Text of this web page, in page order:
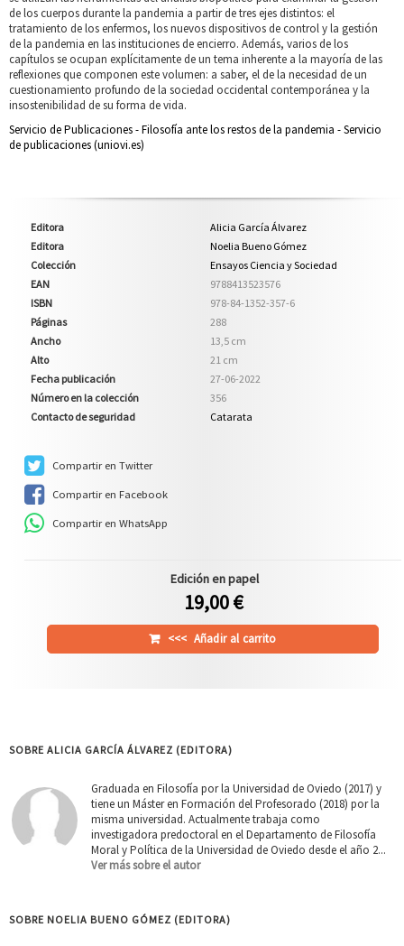
de los cuerpos durante la pandemia a partir de tres ejes distintos: el
tratamiento de los enfermos, los nuevos dispositivos de control y la gestión
de la pandemia en las instituciones de encierro. Además, varios de los
capítulos se ocupan explícitamente de un tema inherente a la mayoría de las
reflexiones que componen este volumen: a saber, el de la necesidad de un
cuestionamiento profundo de la sociedad occidental contemporánea y la
insostenibilidad de su forma de vida.
Servicio de Publicaciones - Filosofía ante los restos de la pandemia - Servicio
de publicaciones (uniovi.es)
Editora
Alicia García Álvarez
Editora
Noelia Bueno Gómez
Colección
Ensayos Ciencia y Sociedad
EAN
9788413523576
ISBN
978-84-1352-357-6
Páginas
288
Ancho
13,5 cm
Alto
21 cm
Fecha publicación
27-06-2022
Número en la colección
356
Contacto de seguridad
Catarata
Compartir en Twitter
Compartir en Facebook
Compartir en WhatsApp
Edición en papel
19,00 €
<<< Añadir al carrito
SOBRE ALICIA GARCÍA ÁLVAREZ (EDITORA)
Graduada en Filosofía por la Universidad de Oviedo (2017) y
tiene un Máster en Formación del Profesorado (2018) por la
misma universidad. Actualmente trabaja como
investigadora predoctoral en el Departamento de Filosofía
Moral y Política de la Universidad de Oviedo desde el año 2...
Ver más sobre el autor
SOBRE NOELIA BUENO GÓMEZ (EDITORA)